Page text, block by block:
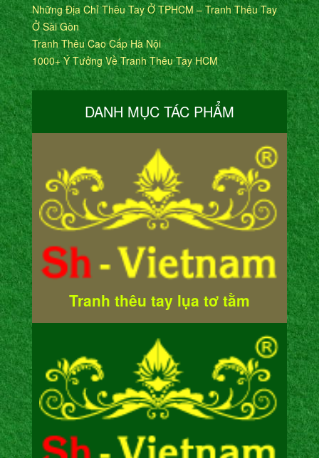
Những Địa Chỉ Thêu Tay Ở TPHCM – Tranh Thêu Tay
Ở Sài Gòn
Tranh Thêu Cao Cấp Hà Nội
1000+ Ý Tưởng Về Tranh Thêu Tay HCM
DANH MỤC TÁC PHẨM
Tranh thêu tay lụa tơ tằm